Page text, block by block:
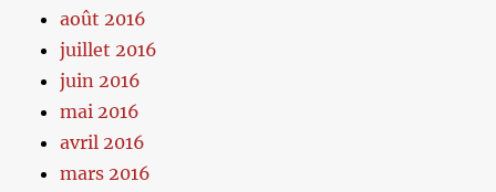
août 2016
juillet 2016
juin 2016
mai 2016
avril 2016
mars 2016